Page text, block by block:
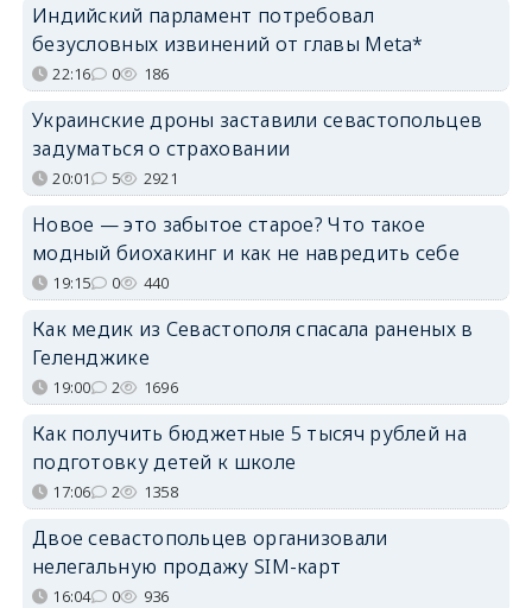
Индийский парламент потребовал
безусловных извинений от главы Meta*
22:16 0 186
Украинские дроны заставили севастопольцев
задуматься о страховании
20:01 5 2921
Новое — это забытое старое? Что такое
модный биохакинг и как не навредить себе
19:15 0 440
Как медик из Севастополя спасала раненых в
Геленджике
19:00 2 1696
Как получить бюджетные 5 тысяч рублей на
подготовку детей к школе
17:06 2 1358
Двое севастопольцев организовали
нелегальную продажу SIM-карт
16:04 0 936